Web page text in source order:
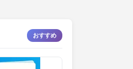
おすすめ